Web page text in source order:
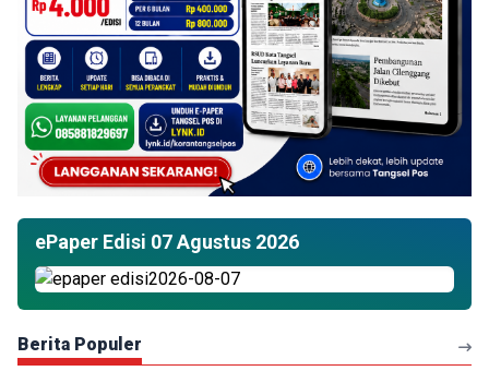
ePaper Edisi 07 Agustus 2026
Berita Populer